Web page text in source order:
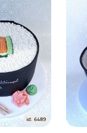
id: 6489